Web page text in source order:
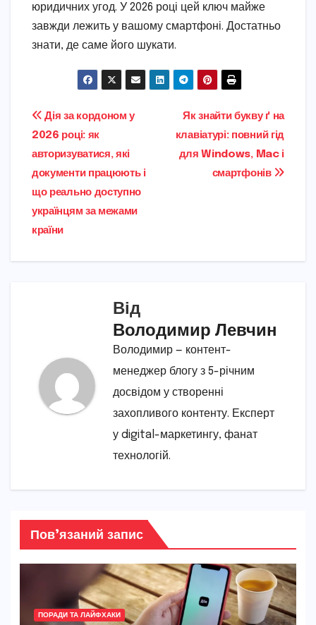
юридичних угод. У 2026 році цей ключ майже
завжди лежить у вашому смартфоні. Достатньо
знати, де саме його шукати.
Навігація
записів
Як знайти букву ґ на
клавіатурі: повний гід
для Windows, Mac і
смартфонів
Дія за кордоном у
2026 році: як
авторизуватися, які
документи працюють і
що реально доступно
українцям за межами
країни
Від
Володимир Левчин
Володимир — контент-
менеджер блогу з 5-річним
досвідом у створенні
захопливого контенту. Експерт
у digital-маркетингу, фанат
технологій.
Пов’язаний запис
ПОРАДИ ТА ЛАЙФХАКИ